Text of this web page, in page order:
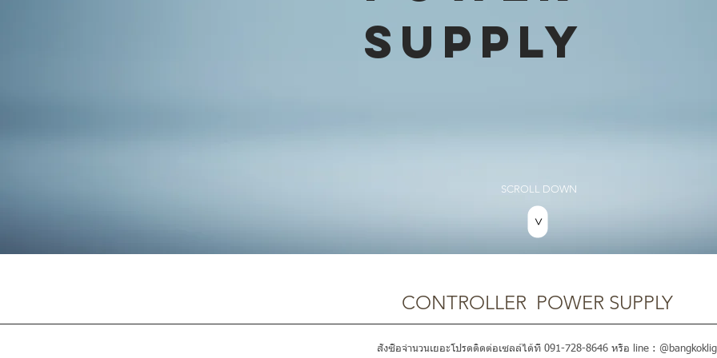
SCROLL DOWN
>
SUPPLY
CONTROLLER POWER SUPPLY
สั่งซื้อจำนวนเยอะโปรดติดต่อเซลล์ได้ที่ 091-728-8646 หรือ line :